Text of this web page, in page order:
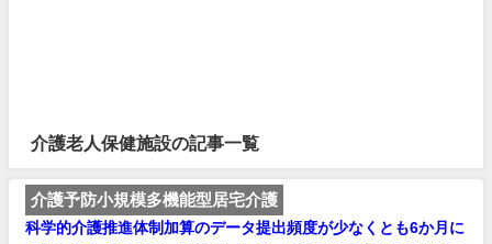
介護老人保健施設の記事一覧
介護予防小規模多機能型居宅介護
科学的介護推進体制加算のデータ提出頻度が少なくとも6か月に